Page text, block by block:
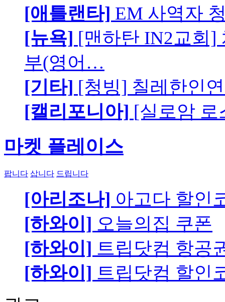
[애틀랜타] EM 사역자
[뉴욕] [맨하탄 IN2교회]
부(영어…
[기타] [청빙] 칠레한인
[캘리포니아] [실로암 로
마켓 플레이스
팝니다 삽니다 드립니다
[아리조나] 아고다 할인
[하와이] 오늘의집 쿠폰
[하와이] 트립닷컴 항공
[하와이] 트립닷컴 할인